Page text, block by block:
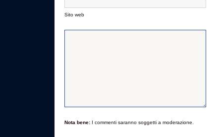
Sito web
Nota bene: I commenti saranno soggetti a moderazione.